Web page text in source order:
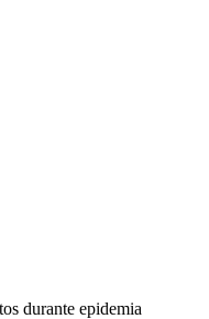
durante epidemia